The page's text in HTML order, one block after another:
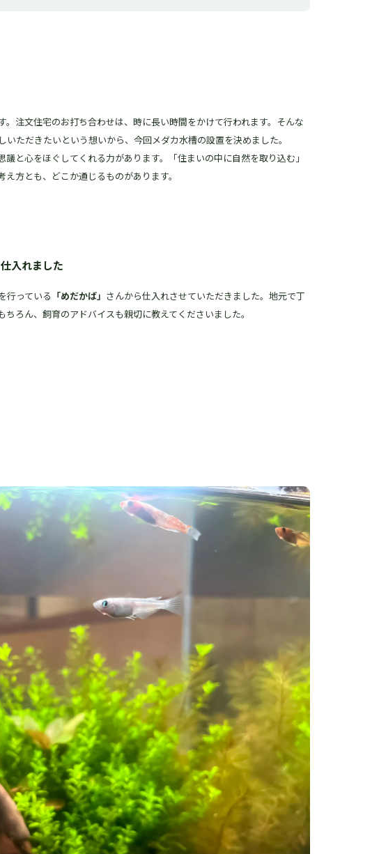
。注文住宅のお打ち合わせは、時に長い時間をかけて行われます。そんな
ただきたいという想いから、今回メダカ水槽の設置を決めました。
と心をほぐしてくれる力があります。「住まいの中に自然を取り込む」
方とも、どこか通じるものがあります。
入れました
行っている 「めだかば」 さんから仕入れさせていただきました。地元で丁
ろん、飼育のアドバイスも親切に教えてくださいました。